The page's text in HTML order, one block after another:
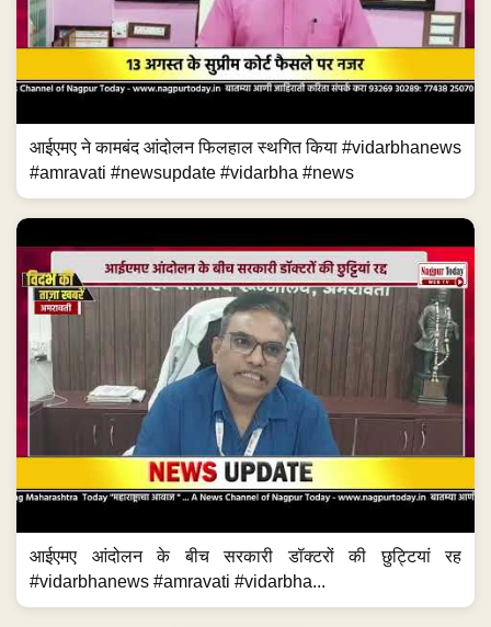
आईएमए ने कामबंद आंदोलन फिलहाल स्थगित किया #vidarbhanews
#amravati #newsupdate #vidarbha #news
आईएमए आंदोलन के बीच सरकारी डॉक्टरों की छुट्टियां रह
#vidarbhanews #amravati #vidarbha...